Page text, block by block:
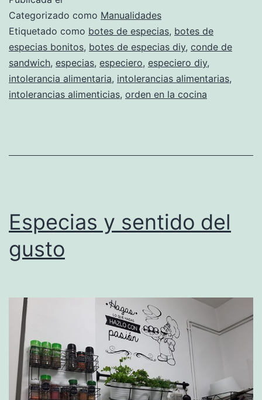
arroz
blanco
Categorizado como Manualidades
Etiquetado como botes de especias, botes de
especias bonitos, botes de especias diy, conde de
sandwich, especias, especiero, especiero diy,
intolerancia alimentaria, intolerancias alimentarias,
intolerancias alimenticias, orden en la cocina
Especias y sentido del
gusto